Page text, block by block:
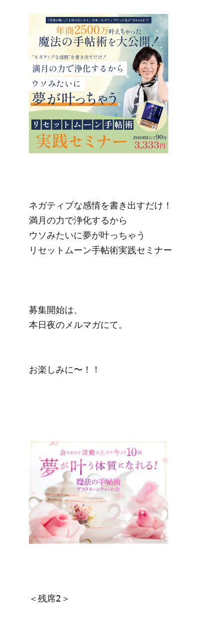
ネガティブな感情を書き出すだけ！
満月の力で浄化するから
ウソみたいに夢が叶っちゃう
リセットムーン手帖術実践セミナー
募集開始は、
本日夜のメルマガにて。
お楽しみに〜！！
＜残席2＞